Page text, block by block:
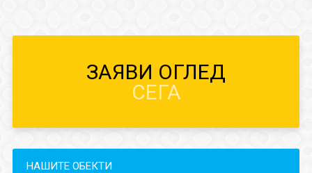
ЗАЯВИ ОГЛЕД
СЕГА
НАШИТЕ ОБЕКТИ